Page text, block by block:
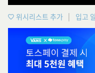
위시리스트 추가 입고